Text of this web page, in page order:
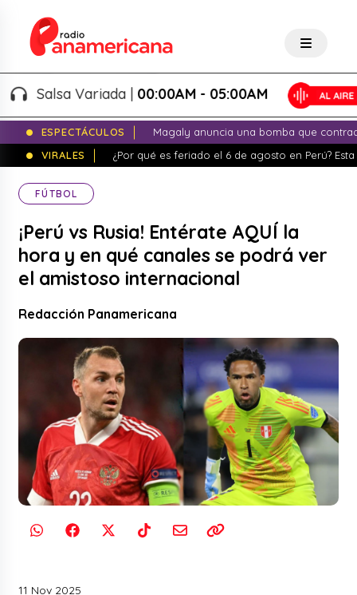
Salsa Variada |00:00AM - 05:00AM
ESPECTÁCULOS
Magaly anuncia una bomba que
VIRALES
¿Por qué es feriado el 6 de agosto en Perú?
FÚTBOL
¡Perú vs Rusia! Entérate AQUÍ la
hora y en qué canales se podrá ver
el amistoso internacional
Redacción Panamericana
11 Nov 2025